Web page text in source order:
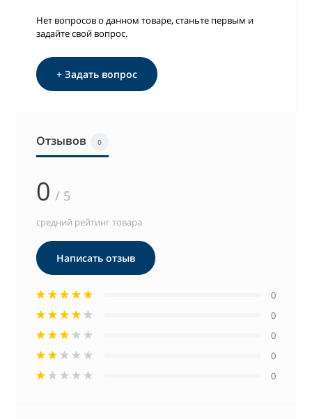
Нет вопросов о данном товаре, станьте первым и
задайте свой вопрос.
+ Задать вопрос
Отзывов 0
0 / 5
средний рейтинг товара
Написать отзыв
0
0
0
0
0